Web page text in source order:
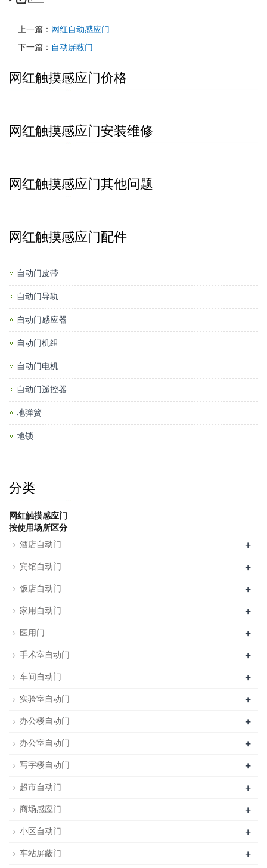
上一篇： 网红自动感应门
下一篇： 自动屏蔽门
网红触摸感应门价格
网红触摸感应门安装维修
网红触摸感应门其他问题
网红触摸感应门配件
自动门皮带
自动门导轨
自动门感应器
自动门机组
自动门电机
自动门遥控器
地弹簧
地锁
分类
网红触摸感应门
按使用场所区分
酒店自动门
+
宾馆自动门 +
饭店自动门 +
家用自动门 +
医用门 +
手术室自动门 +
车间自动门 +
实验室自动门 +
办公楼自动门 +
办公室自动门 +
写字楼自动门 +
超市自动门 +
商场感应门 +
小区自动门 +
车站屏蔽门 +